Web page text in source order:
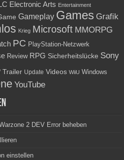
Electronic Arts Entertainment
Gameplay Games Grafik
Krieg Microsoft MMORPG
PC PlayStation-Netzwerk
Review RPG Sicherheitslücke Sony
Trailer Update Videos WiiU Windows
YouTube
2 DEV Error beheben
einstellen